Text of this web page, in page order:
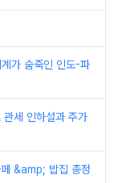
가 숨죽인 인도-파
세 인하설과 주가
&amp; 밥집 총정